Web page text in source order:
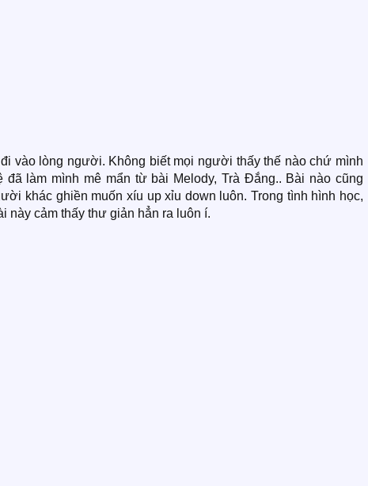
vào lòng người. Không biết mọi người thấy thế nào chứ mình
làm mình mê mẩn từ bài Melody, Trà Đắng.. Bài nào cũng
khác ghiền muốn xíu up xỉu down luôn. Trong tình hình học,
này cảm thấy thư giản hẳn ra luôn í.